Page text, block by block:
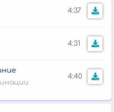
4:37
4:31
4:40